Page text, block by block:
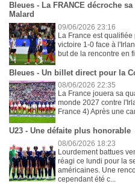
Bleues - La FRANCE décroche
Malard
09/06/2026 23:16
La France est
victoire 1-0 face à
but de la rencontre en
Bleues - Un billet direct pour la
08/06/2026 22:35
La France jouera sa
monde 2027 contre
France 4) Après une
U23 - Une défaite plus honorable
08/06/2026 18:23
Lourdement battues
réagi ce lundi pour la
américaines. Une
cependant été c...